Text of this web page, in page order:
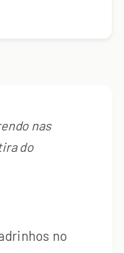
nas
do
no